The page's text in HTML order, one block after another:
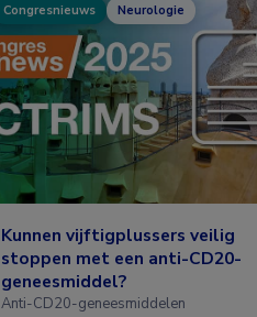
Congresnieuws Neurologie
Kunnen vijftigplussers veilig
stoppen met een anti-CD20-
geneesmiddel?
Anti-CD20-geneesmiddelen